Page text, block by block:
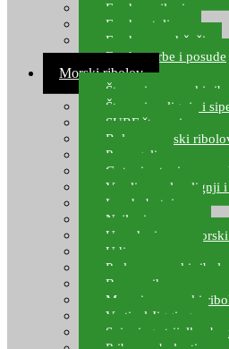
Feeder najloni
Feeder stolice
Feeder arm držači
Feeder torbe i posude
Morski ribolov
Štapovi za morski
Štapovi za lignje i
SURF štapovi
Role za morski
Parangali
Gotovi setovi za
Varalice za lov lignji i
Lov hobotnice
Najloni za more
Upredenice za
Udice za more
Perle za morski ribolov
Brum prihrana za more
Mamci za morski
Vertical Jigging
Spinning strijelke,